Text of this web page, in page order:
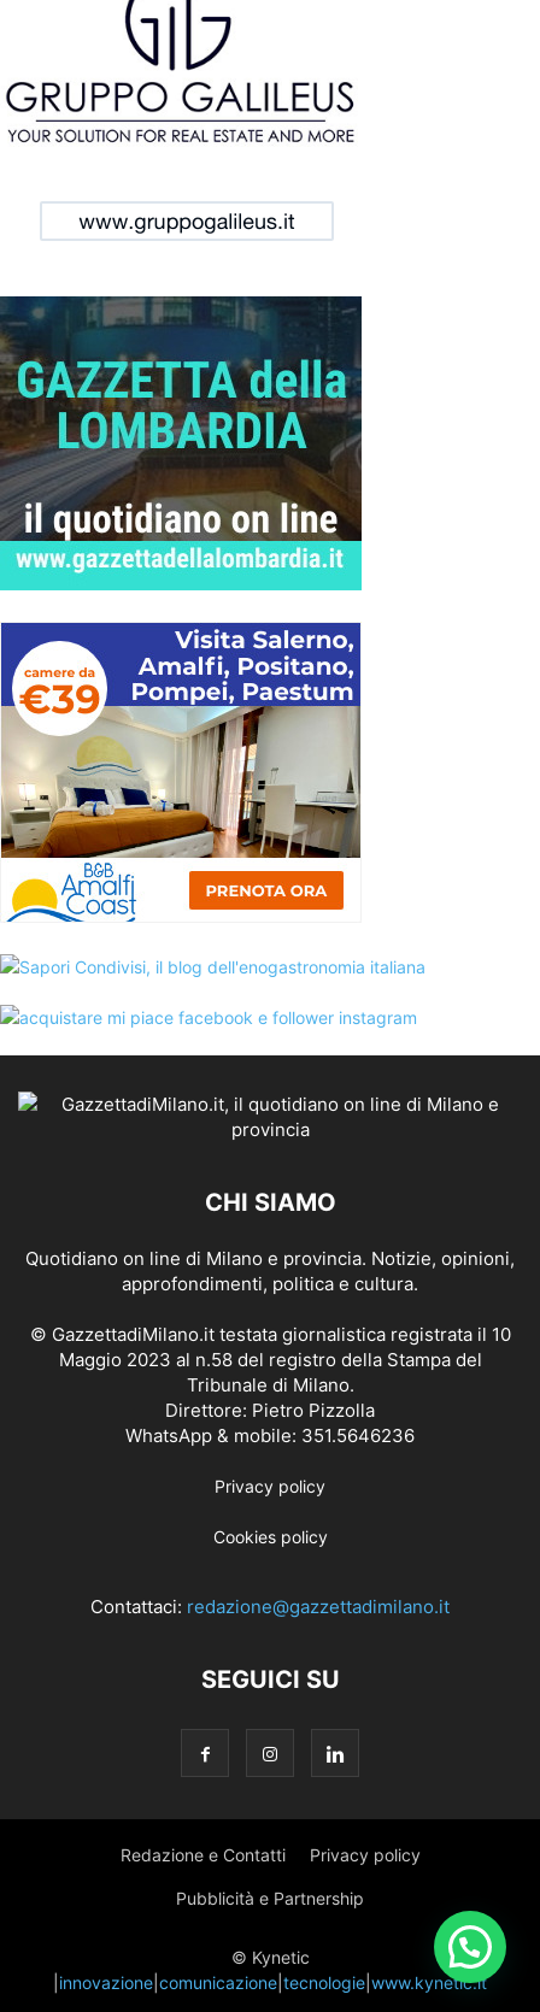
CHI SIAMO
Quotidiano on line di Milano e provincia. Notizie, opinioni,
approfondimenti, politica e cultura.
© GazzettadiMilano.it testata giornalistica registrata il 10
Maggio 2023 al n.58 del registro della Stampa del
Tribunale di Milano.
Direttore: Pietro Pizzolla
WhatsApp & mobile: 351.5646236
Privacy policy
Cookies policy
Contattaci: redazione@gazzettadimilano.it
SEGUICI SU
Redazione e Contatti Privacy policy
Pubblicità e Partnership
© Kynetic
innovazione comunicazione tecnologie www.kynetic.it